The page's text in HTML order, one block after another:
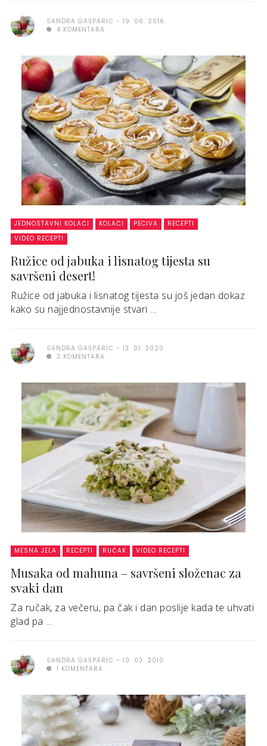
SANDRA GAŠPARIĆ
19. 06. 2016.
4 KOMENTARA
JEDNOSTAVNI KOLAČI KOLAČI PECIVA
RECEPTI
VIDEO RECEPTI
Ružice od jabuka i lisnatog tijesta su
savršeni desert!
Ružice od jabuka i lisnatog tijesta su još jedan dokaz
kako su najjednostavnije stvari ...
SANDRA GAŠPARIĆ
13. 01. 2020.
3 KOMENTARA
MESNA JELA RECEPTI RUČAK VIDEO RECEPTI
Musaka od mahuna – savršeni složenac za
svaki dan
Za ručak, za večeru, pa čak i dan poslije kada te uhvati
glad pa ...
SANDRA GAŠPARIĆ
10. 03. 2010.
1 KOMENTARA